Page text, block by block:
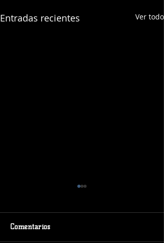
Entradas recientes Ver todo
Comentarios